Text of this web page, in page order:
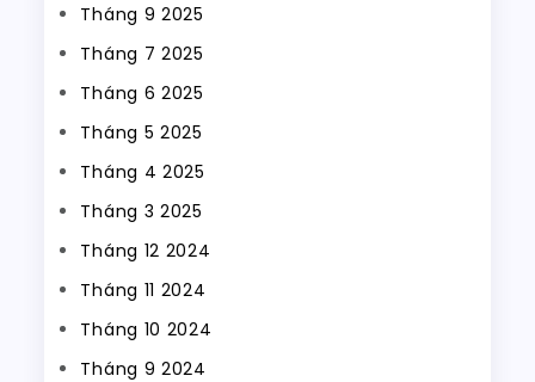
Tháng 9 2025
Tháng 7 2025
Tháng 6 2025
Tháng 5 2025
Tháng 4 2025
Tháng 3 2025
Tháng 12 2024
Tháng 11 2024
Tháng 10 2024
Tháng 9 2024